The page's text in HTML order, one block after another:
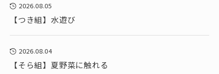
2026.08.05
【つき組】水遊び
2026.08.04
【そら組】夏野菜に触れる